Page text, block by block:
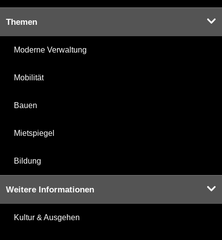
Themen
Moderne Verwaltung
Mobilität
Bauen
Mietspiegel
Bildung
Weitere Informationen
Kultur & Ausgehen